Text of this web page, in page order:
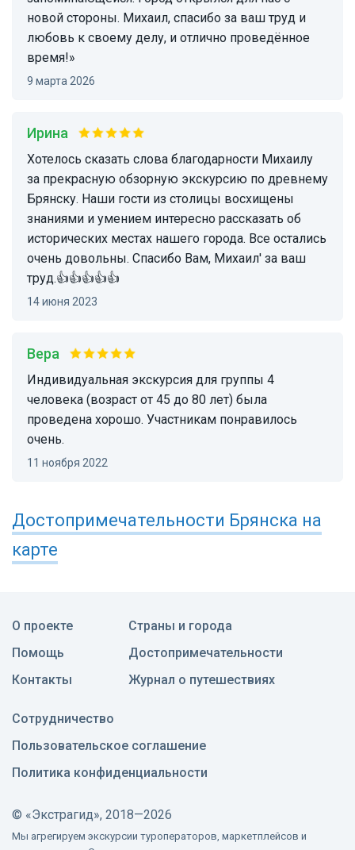
новой стороны. Михаил, спасибо за ваш труд и
любовь к своему делу, и отлично проведённое
время!»
9 марта 2026
ирина
Хотелось сказать слова благодарности Михаилу
за прекрасную обзорную экскурсию по древнему
Брянску. Наши гости из столицы восхищены
знаниями и умением интересно рассказать об
исторических местах нашего города. Все остались
очень довольны. Спасибо Вам, Михаил' за ваш
труд.👍👍👍👍👍
14 июня 2023
Вера
Индивидуальная экскурсия для группы 4
человека (возраст от 45 до 80 лет) была
проведена хорошо. Участникам понравилось
очень.
11 ноября 2022
Достопримечательности Брянска на
карте
О проекте
Помощь
Контакты
Страны и города
Достопримечательности
Журнал о путешествиях
Сотрудничество
Пользовательское соглашение
Политика конфиденциальности
© «Экстрагид», 2018—2026
Мы агрегируем экскурсии туроператоров, маркетплейсов и